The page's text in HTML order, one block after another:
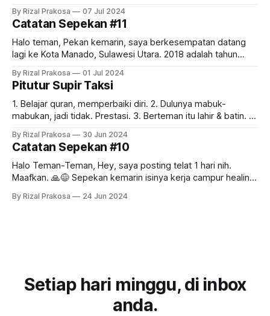
UGM. Karena pagi ini ada acara persiapan ospek di
Lapangan Pancasila, gerbang GSP terbuka lebar.
Masyarakat umum yang biasanya dialihkan ke Wisdom Park,
By Rizal Prakosa 07 Jul 2024
Catatan Sepekan #11
Halo teman, Pekan kemarin, saya berkesempatan datang
lagi ke Kota Manado, Sulawesi Utara. 2018 adalah tahun
Hari pertama saya diajak naik ke arah Tomohon dan
menikmati keindahan Danau Linow. Wisata dingin-dingin lagi
seperti yang kita bahas di edisi sebelumnya.
By Rizal Prakosa 01 Jul 2024
Pitutur Supir Taksi
1. Belajar quran, memperbaiki diri. 2. Dulunya mabuk-
mabukan, jadi tidak. Prestasi. 3. Berteman itu lahir & batin. 4.
semua anak & menantunya. 6. Hidup itu dijalani & disyukuri.
7. Baru punya rumah di umur hampir 50 tahun. Tetap
disyukuri.
By Rizal Prakosa 30 Jun 2024
Catatan Sepekan #10
Halo Teman-Teman, Hey, saya posting telat 1 hari nih.
Maafkan. 🙏😅 Sepekan kemarin isinya kerja campur healing.
kami meluncur ke Bromo! Kami tidak bisa turun ke lautan
By Rizal Prakosa 24 Jun 2024
Setiap hari minggu, di inbox
anda.